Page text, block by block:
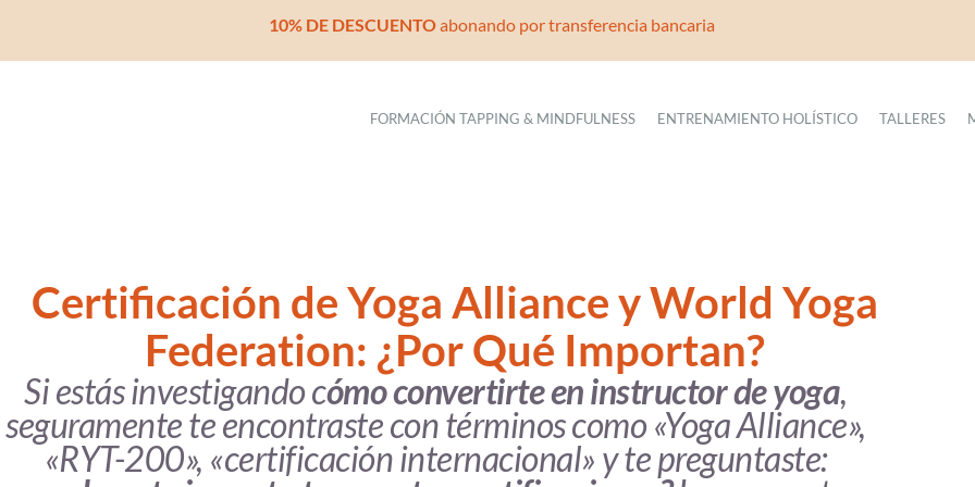
10% DE DESCUENTOabonando por transferencia bancaria
FORMACIÓN TAPPING & MINDFULNESS ENTRENAMIENTO HOLÍSTICO TALLERES
Certificación de Yoga Alliance y World Yoga
Federation: ¿Por Qué Importan?
Si estás investigando cómo convertirte en instructor de yoga,
seguramente te encontraste con términos como «Yoga Alliance»,
«RYT-200», «certificación internacional» y te preguntaste: